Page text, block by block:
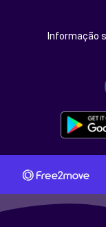
Informação